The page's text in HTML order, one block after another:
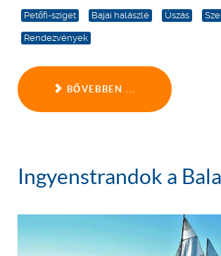
Petőfi-sziget Bajai halászlé Úszás
Rendezvények
BŐVEBBEN ...
Ingyenstrandok a